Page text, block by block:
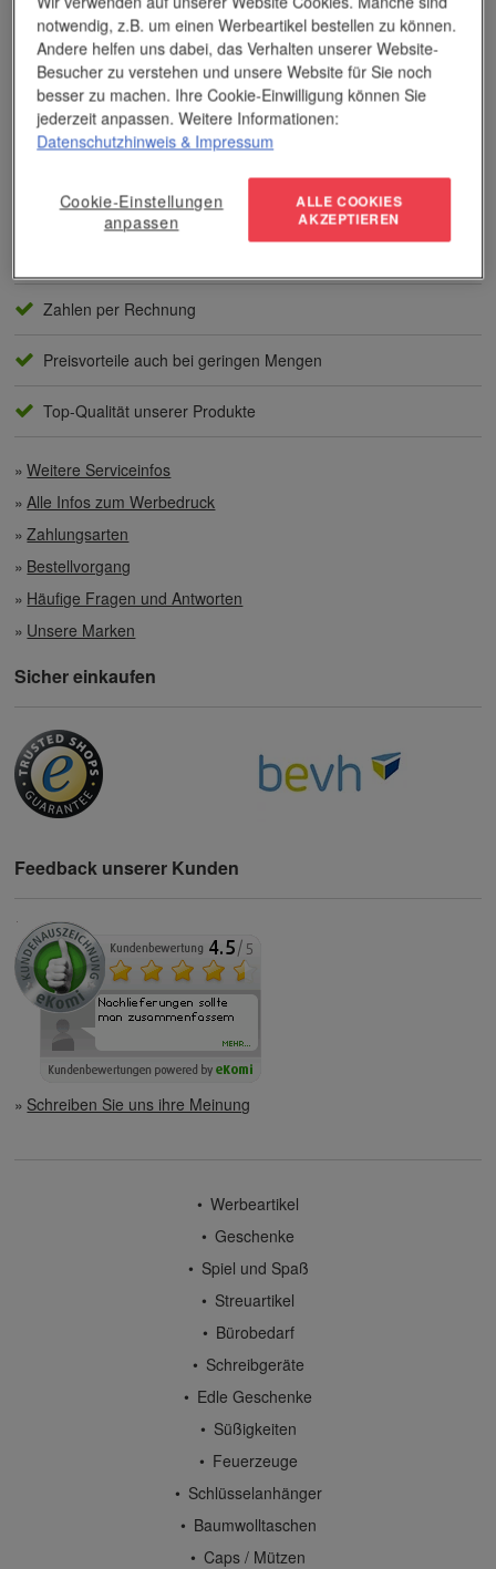
Das Unternehmen verfügt über jahrzehntelange Erfahrung im
Bereich der Werbemittelveredelung und im Werbeartikel-Markt.
Dieses Wissen kommt unseren Kunden tagtäglich zugute,
insbesondere wenn es um professionellenWerbedruck
andere Veredelungsverfahren geht.
Unser Service
Zahlen per Rechnung
Preisvorteile auch bei geringen Mengen
Top-Qualität unserer Produkte
Weitere Serviceinfos
Alle Infos zum Werbedruck
Zahlungsarten
Bestellvorgang
Häufige Fragen und Antworten
Unsere Marken
Sicher einkaufen
Feedback unserer Kunden
Schreiben Sie uns ihre Meinung
Werbeartikel
Geschenke
Spiel und Spaß
Streuartikel
Bürobedarf
Schreibgeräte
Edle Geschenke
Süßigkeiten
Feuerzeuge
Schlüsselanhänger
Baumwolltaschen
Caps / Mützen
notwendig, z.B. um einen Werbeartikel bestellen zu können.
Andere helfen uns dabei, das Verhalten unserer Website-
Besucher zu verstehen und unsere Website für Sie noch
besser zu machen. Ihre Cookie-Einwilligung können Sie
jederzeit anpassen. Weitere Informationen:
Datenschutzhinweis & Impressum
Cookie-Einstellungen
anpassen
ALLE COOKIES
AKZEPTIEREN